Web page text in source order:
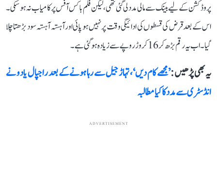
پروڈکشن کے لیے بینک سے مالی مدد لی گئی تھی، لیکن فلم باکس آفس پر کامیاب نہ ہو سکی۔
اس کے بعد قرض کی قسطوں کی ادائیگی وقت پر نہیں ہو پائی اور آہستہ آہستہ سود بڑھتا چلا
گیا۔ اب یہ رقم بڑھ کر 16 کروڑ روپے سے زیادہ ہو گئی ہے۔
یہ بھی پڑھیں :’مجھے کام دیں‘، تہاڑ جیل سے رہا ہونے کے بعد راجپال یادو نے
انڈسٹری سے مدد کا کیا مطالبہ
ADVERTISEMENT